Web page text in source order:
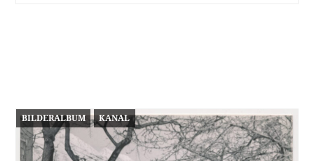
BILDERALBUM KANAL